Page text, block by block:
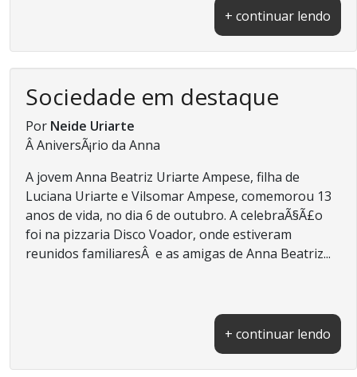
+ continuar lendo
Sociedade em destaque
Por Neide Uriarte
Â AniversÃ¡rio da Anna
A jovem Anna Beatriz Uriarte Ampese, filha de
Luciana Uriarte e Vilsomar Ampese, comemorou 13
anos de vida, no dia 6 de outubro. A celebraÃ§Ã£o
foi na pizzaria Disco Voador, onde estiveram
reunidos familiaresÂ e as amigas de Anna Beatriz...
+ continuar lendo